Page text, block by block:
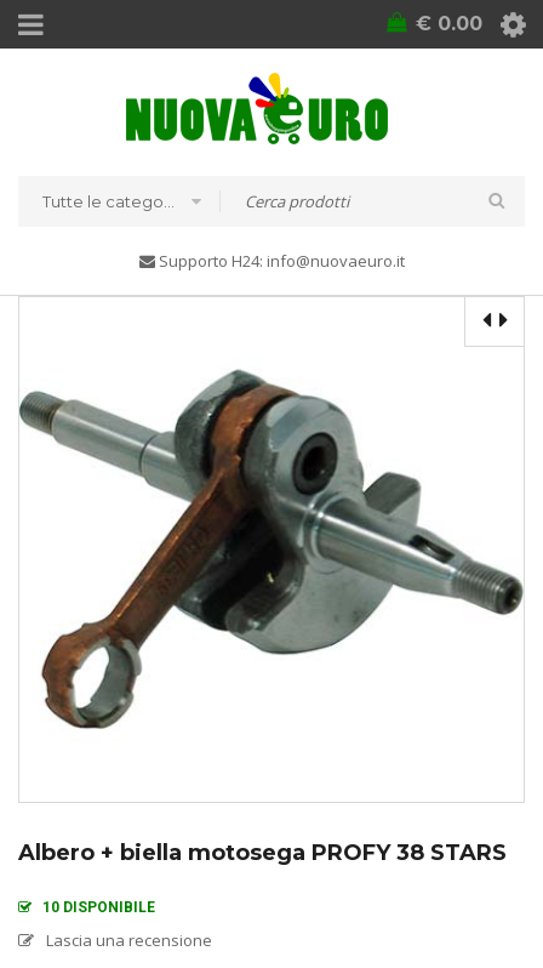
€ 0.00
Supporto H24: info@nuovaeuro.it
Albero + biella motosega PROFY 38 STARS
10 DISPONIBILE
Lascia una recensione